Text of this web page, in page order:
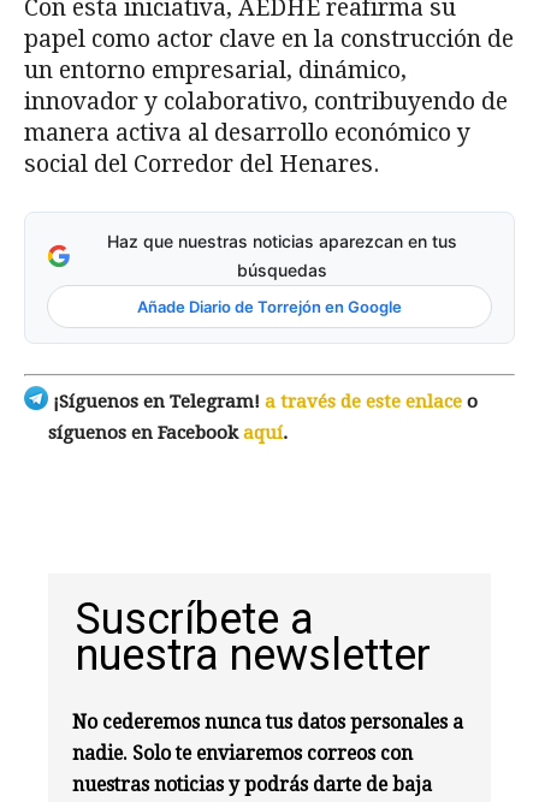
Con esta iniciativa, AEDHE reafirma su
papel como actor clave en la construcción de
un entorno empresarial, dinámico,
innovador y colaborativo, contribuyendo de
manera activa al desarrollo económico y
social del Corredor del Henares.
Haz que nuestras noticias aparezcan en tus
búsquedas
Añade Diario de Torrejón en Google
¡Síguenos en Telegram! a través de este enlace o
síguenos en Facebookaquí.
Suscríbete a
nuestra newsletter
No cederemos nunca tus datos personales a
nadie. Solo te enviaremos correos con
nuestras noticias y podrás darte de baja